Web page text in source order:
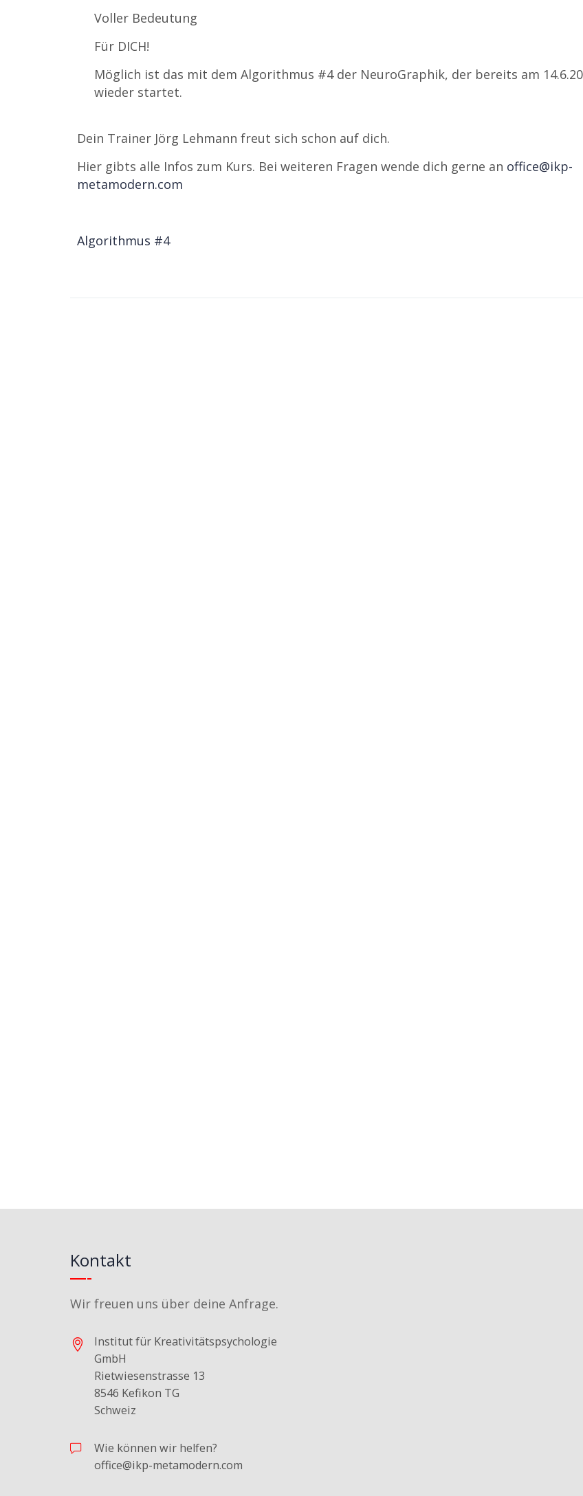
Voller Bedeutung
Für DICH!
Möglich ist das mit dem Algorithmus #4 der NeuroGraphik, der bereits am
wieder startet.
Dein Trainer Jörg Lehmann freut sich schon auf dich.
Hier gibts alle Infos zum Kurs. Bei weiteren Fragen wende dich gerne an office@ikp-
metamodern.com
Algorithmus #4
Kontakt
Wir freuen uns über deine Anfrage.
Institut für Kreativitätspsychologie
GmbH
Rietwiesenstrasse 13
8546 Kefikon TG
Schweiz
Wie können wir helfen?
office@ikp-metamodern.com